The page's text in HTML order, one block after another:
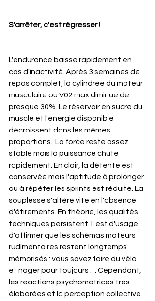
S'arrêter, c'est régresser !
L'endurance baisse rapidement en
cas d'inactivité. Après 3 semaines de
repos complet, la cylindrée du moteur
musculaire ou V02 max diminue de
presque 30%. Le réservoir en sucre du
muscle et l'énergie disponible
décroissent dans les mêmes
proportions.  La force reste assez
stable mais la puissance chute
rapidement. En clair, la détente est
conservée mais l'aptitude à prolonger
ou à répéter les sprints est réduite. La
souplesse s'altère vite en l'absence
d'étirements. En théorie, les qualités
techniques persistent. Il est d'usage
d'affirmer que les schémas moteurs
rudimentaires restent longtemps
mémorisés : vous savez faire du vélo
et nager pour toujours … Cependant,
les réactions psychomotrices très
élaborées et la perception collective